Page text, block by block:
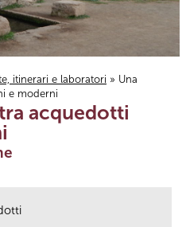
itinerari e laboratori » Una
e moderni
acquedotti